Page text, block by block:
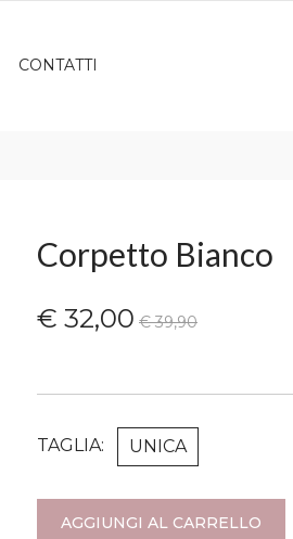
CONTATTI
Corpetto Bianco
€ 32,00 € 39,90
TAGLIA: UNICA
AGGIUNGI AL CARRELLO